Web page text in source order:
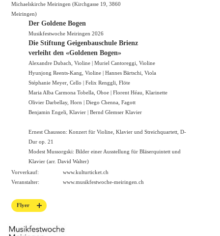
Michaelskirche Meiringen (Kirchgasse 19, 3860
Meiringen)
Der Goldene Bogen
Musikfestwoche Meiringen 2026
Die Stiftung Geigenbauschule Brienz
verleiht den «Goldenen Bogen»
Alexandre Dubach, Violine | Muriel Cantoreggi, Violine
Hyunjong Reents-Kang, Violine | Hannes Bärtschi, Viola
Stéphanie Meyer, Cello | Felix Renggli, Flöte
Maria Alba Carmona Tobella, Oboe | Florent Héau, Klarinette
Olivier Darbellay, Horn | Diego Chenna, Fagott
Benjamin Engeli, Klavier | Bernd Glemser Klavier
Ernest Chausson: Konzert für Violine, Klavier und Streichquartett, D-
Dur op. 21
Modest Mussorgski: Bilder einer Ausstellung für Bläserquintett und
Klavier (arr. David Walter)
Vorverkauf:
www.kulturticket.ch
Veranstalter:
www.musikfestwoche-meiringen.ch
Flyer